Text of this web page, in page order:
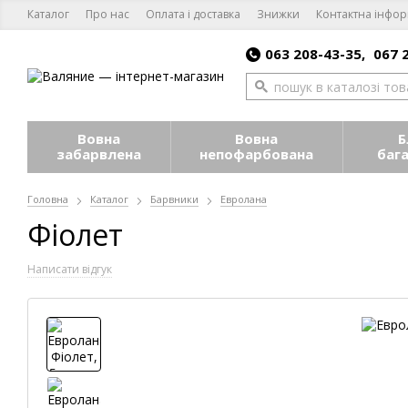
Каталог Про нас Оплата і доставка Знижки Контактна
063 208-43-35, 067
Вовна
забарвлена
Вовна
непофарбована
Головна Каталог Барвники Евролана
Фіолет
Написати відгук